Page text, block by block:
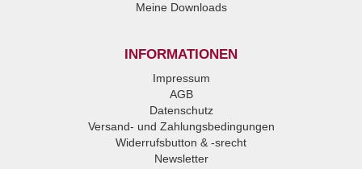
Meine Downloads
INFORMATIONEN
Impressum
AGB
Datenschutz
Versand- und Zahlungsbedingungen
Widerrufsbutton & -srecht
Newsletter